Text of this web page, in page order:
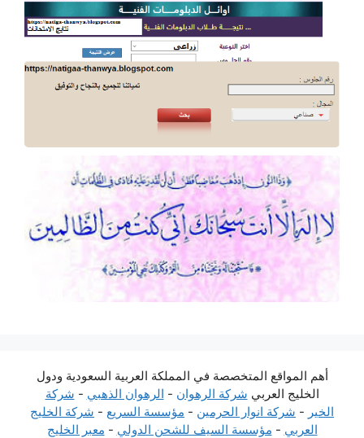
أهم المواقع المتخصصة في المملكة العربية السعودية ودول
الخليج العربي شركة الرهوان - الرهوان الذهبي - شركة
الخير - شركة انوار الحرمين - مؤسسة السريع - شركة الخليج
العربي - مؤسسة السيف للشحن الدولي - معبر الخليج